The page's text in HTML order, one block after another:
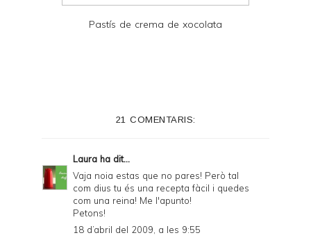
Pastís de crema de xocolata
21 COMENTARIS:
Laura ha dit...
Vaja noia estas que no pares! Però tal
com dius tu és una recepta fàcil i quedes
com una reina! Me l'apunto!
Petons!
18 d’abril del 2009, a les 9:55